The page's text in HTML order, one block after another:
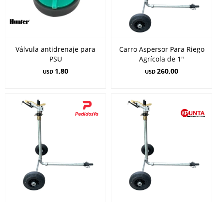
Válvula antidrenaje para
PSU
USD 1,80
Carro Aspersor Para Riego
Agrícola de 1"
USD 260,00